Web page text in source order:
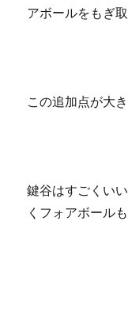
アボールをもぎ
この追加点が大
鍵谷はすごくい
くフォアボール